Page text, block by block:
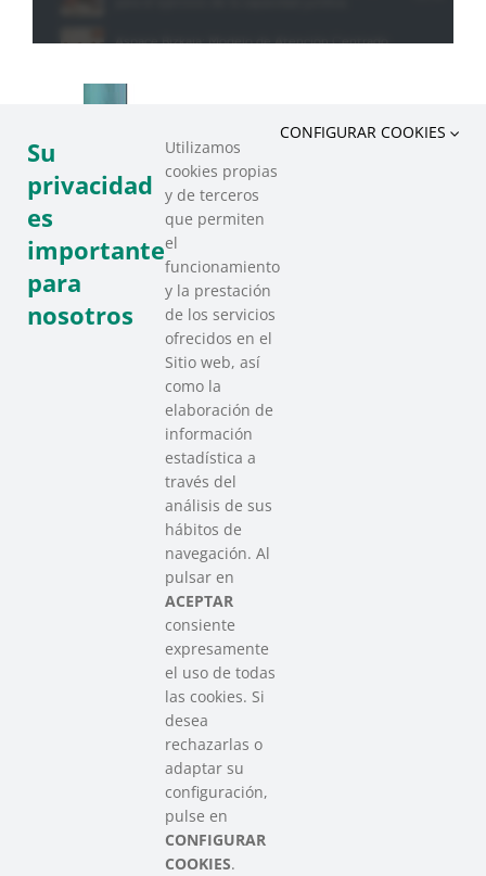
SAREEN SAREA
Asociación que agrupa a las redes
del Tercer Sector Social en Euskadi
Contacto
info@sareensarea.eu
Iparraguirre, 9 lonja – 48009 Bilbao
946 569 230
Colabora
Su
privacidad
es
importante
para
nosotros
Utilizamos
cookies propias
y de terceros
que permiten
el
funcionamiento
y la prestación
de los servicios
ofrecidos en el
Sitio web, así
como la
elaboración de
información
estadística a
través del
análisis de sus
hábitos de
navegación. Al
pulsar en
ACEPTAR
consiente
expresamente
el uso de todas
las cookies. Si
desea
rechazarlas o
adaptar su
configuración,
pulse en
CONFIGURAR
COOKIES.
CONFIGURAR COOKIES